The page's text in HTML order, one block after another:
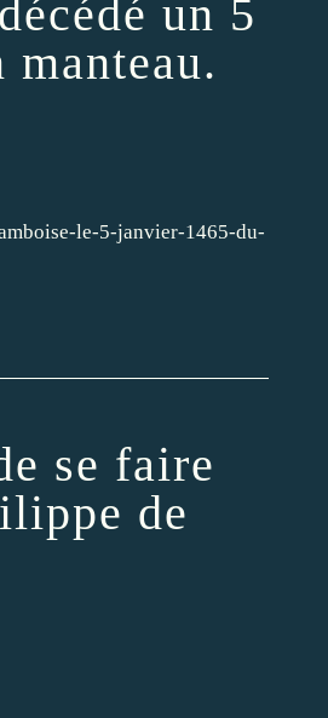
un 5
le-5-janvier-1465-du-
se faire
de